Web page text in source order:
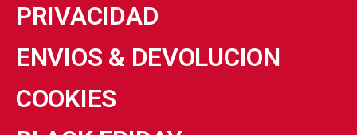
PRIVACIDAD
ENVIOS & DEVOLUCION
COOKIES